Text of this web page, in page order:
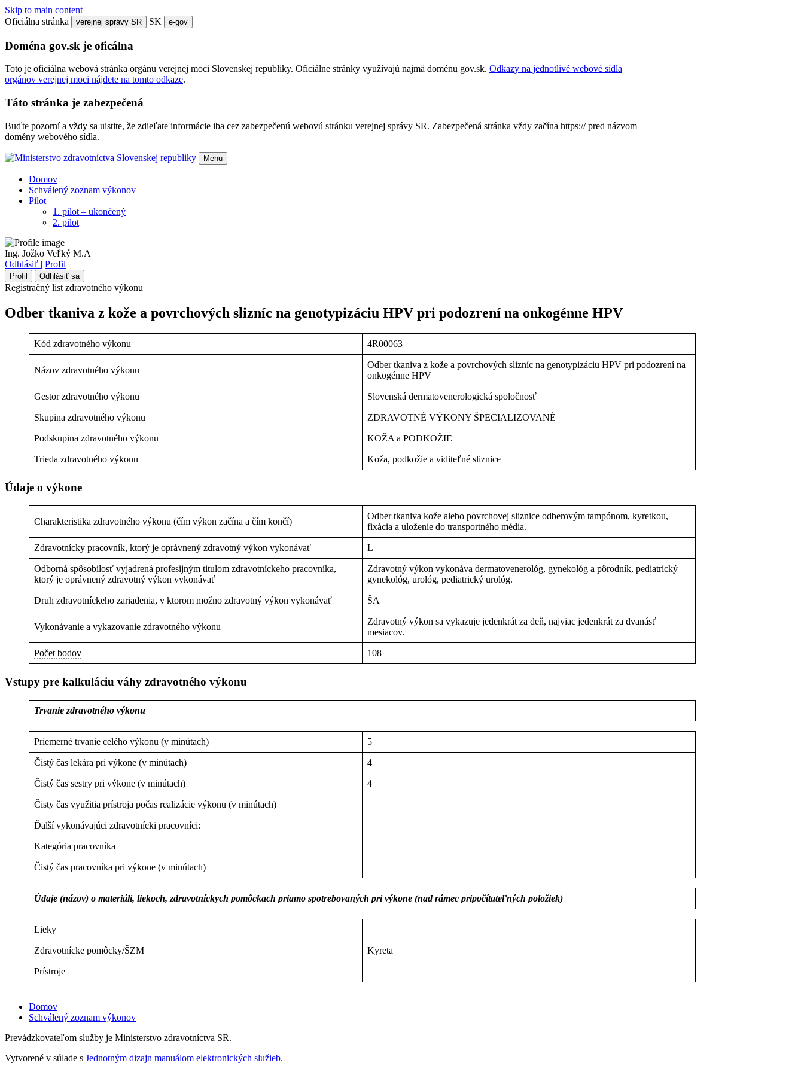
Skip to main content
Oficiálna stránka
verejnej správy SR SK e-gov
Doména gov.sk je oficálna
Toto je oficiálna webová stránka orgánu verejnej moci Slovenskej republiky. Oficiálne stránky využívajú najmä doménu gov.sk. Odkazy na jednotlivé webové sídla
orgánov verejnej moci nájdete na tomto odkaze.
Táto stránka je zabezpečená
Buďte pozorní a vždy sa uistite, že zdieľate informácie iba cez zabezpečenú webovú stránku verejnej správy SR. Zabezpečená stránka vždy začína https:// pred názvom
domény webového sídla.
Menu
Domov
Schválený zoznam výkonov
Pilot
1. pilot – ukončený
2. pilot
Ing. Jožko Veľký M.A
Odhlásiť | Profil
Profil Odhlásiť sa
Registračný list zdravotného výkonu
Odber tkaniva z kože a povrchových slizníc na genotypizáciu HPV pri podozrení na onkogénne HPV
Kód zdravotného výkonu 4R00063
Názov zdravotného výkonu
Odber tkaniva z kože a povrchových slizníc na genotypizáciu HPV pri podozrení na
onkogénne HPV
Gestor zdravotného výkonu Slovenská dermatovenerologická spoločnosť
Skupina zdravotného výkonu ZDRAVOTNÉ VÝKONY ŠPECIALIZOVANÉ
Podskupina zdravotného výkonu KOŽA a PODKOŽIE
Trieda zdravotného výkonu Koža, podkožie a viditeľné sliznice
Údaje o výkone
Charakteristika zdravotného výkonu (čím výkon začína a čím končí)
Odber tkaniva kože alebo povrchovej sliznice odberovým tampónom, kyretkou,
fixácia a uloženie do transportného média.
Zdravotnícky pracovník, ktorý je oprávnený zdravotný výkon vykonávať L
Odborná spôsobilosť vyjadrená profesijným titulom zdravotníckeho pracovníka,
ktorý je oprávnený zdravotný výkon vykonávať
Zdravotný výkon vykonáva dermatovenerológ, gynekológ a pôrodník, pediatrický
gynekológ, urológ, pediatrický urológ.
Druh zdravotníckeho zariadenia, v ktorom možno zdravotný výkon vykonávať ŠA
Vykonávanie a vykazovanie zdravotného výkonu
Zdravotný výkon sa vykazuje jedenkrát za deň, najviac jedenkrát za dvanásť
mesiacov.
Počet bodov 108
Vstupy pre kalkuláciu váhy zdravotného výkonu
Trvanie zdravotného výkonu
Priemerné trvanie celého výkonu (v minútach) 5
Čistý čas lekára pri výkone (v minútach) 4
Čistý čas sestry pri výkone (v minútach) 4
Čisty čas využitia prístroja počas realizácie výkonu (v minútach)
Ďalší vykonávajúci zdravotnícki pracovníci:
Kategória pracovníka
Čistý čas pracovníka pri výkone (v minútach)
Údaje (názov) o materiáli, liekoch, zdravotníckych pomôckach priamo spotrebovaných pri výkone (nad rámec pripočítateľných položiek)
Lieky
Zdravotnícke pomôcky/ŠZM Kyreta
Prístroje
Domov
Schválený zoznam výkonov
Prevádzkovateľom služby je Ministerstvo zdravotníctva SR.
Vytvorené v súlade s Jednotným dizajn manuálom elektronických služieb.